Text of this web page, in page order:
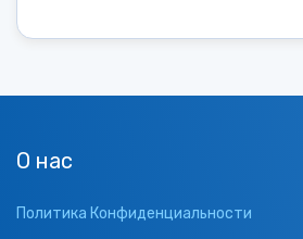
О нас
Политика Конфиденциальности